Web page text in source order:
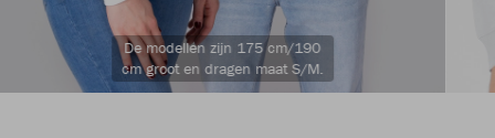
De modellen zijn 175 cm/190
cm groot en dragen maat S/M.